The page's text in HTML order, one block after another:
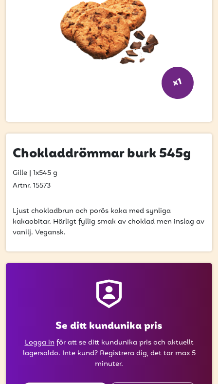
Hitta din grossist
Event
Logga in
Vill du få erbjudanden och vara den första att
få uppdateringar kring kampanjer?
Ange din e-postadress nedan för att ta del av våra nyheter
PRENUMERERA
x1
Chokladdrömmar burk 545g
Gille | 1x545 g
Artnr. 15573
Ljust chokladbrun och porös kaka med synliga
kakaobitar. Härligt fyllig smak av choklad men inslag av
vanilj. Vegansk.
Se ditt kundunika pris
Logga inför att se ditt kundunika pris och aktuellt
lagersaldo. Inte kund? Registrera dig, det tar max 5
minuter.